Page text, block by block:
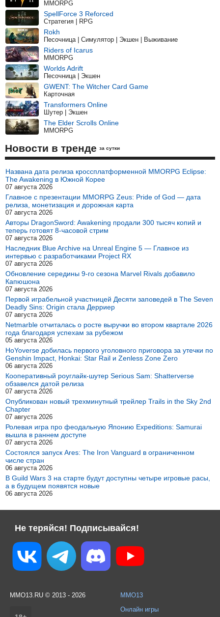
MMORPG
SpellForce 3 Reforced
Стратегия | RPG
Rokh
Песочница | Симулятор | Экшен | Выживание
Riders of Icarus
MMORPG
Worlds Adrift
Песочница | Экшен
GWENT: The Witcher Card Game
Карточная
Transformers Online
Шутер | Экшен
The Elder Scrolls Online
MMORPG
Новости в тренде за сутки
Названа дата релиза кроссплатформенной MMORPG Eclipse:
The Awakening в Южной Корее
07 августа 2026
Главное с презентации MMORPG Zeus: Pride of God — дата
релиза, монетизация и дорожная карта
07 августа 2026
Авторы DragonSword: Awakening продали 300 тысяч копий и
теперь готовят 8-часовой стрим
07 августа 2026
Наследник Blue Archive на Unreal Engine 5 — Главное из
интервью с разработчиками Project RX
07 августа 2026
Обновление середины 9-го сезона Marvel Rivals добавило
Капюшона
07 августа 2026
Первой играбельной участницей Десяти заповедей в The Seven
Deadly Sins: Origin стала Дерриер
07 августа 2026
Netmarble отчиталась о росте выручки во втором квартале 2026
года благодаря успехам за рубежом
05 августа 2026
HoYoverse добилась первого уголовного приговора за утечки по
Genshin Impact, Honkai: Star Rail и Zenless Zone Zero
06 августа 2026
Кооперативный роуглайк-шутер Serious Sam: Shatterverse
обзавелся датой релиза
07 августа 2026
Опубликован новый трехминутный трейлер Trails in the Sky 2nd
Chapter
07 августа 2026
Ролевая игра про феодальную Японию Expeditions: Samurai
вышла в раннем доступе
07 августа 2026
Состоялся запуск Ares: The Iron Vanguard в ограниченном
числе стран
06 августа 2026
В Guild Wars 3 на старте будут доступны четыре игровые расы,
а в будущем появятся новые
06 августа 2026
Не теряйся! Подписывайся!
MMO13.RU © 2013 - 2026
MMO13
Онлайн игры